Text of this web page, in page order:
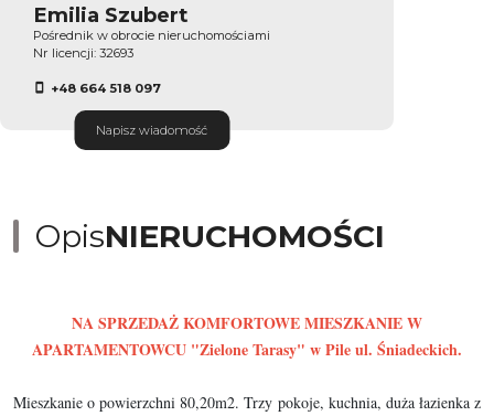
Emilia Szubert
Pośrednik w obrocie nieruchomościami
Nr licencji: 32693
+48 664 518 097
Napisz wiadomość
OpisNIERUCHOMOŚCI
NA SPRZEDAŻ KOMFORTOWE MIESZKANIE W
APARTAMENTOWCU "Zielone Tarasy" w Pile ul. Śniadeckich.
Mieszkanie o powierzchni 80,20m2. Trzy pokoje, kuchnia, duża łazienka z